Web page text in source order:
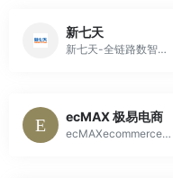
新七天
新七天-全链路数智电商服务先行者
ecMAX 极易电商
ecMAXecommerce极易电商（下简称ecMAX）是一家具有国际视野和全球服务能力的电商综合运营服务商与数字零售解决方案供应商，致力于以整合资源和专业技术提升Global品牌在中国数字零售渠道的运营效率，并协助全球极具发展潜力的零售品牌成功布局中国市场。